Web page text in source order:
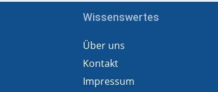
Wissenswertes
Über uns
Kontakt
Impressum